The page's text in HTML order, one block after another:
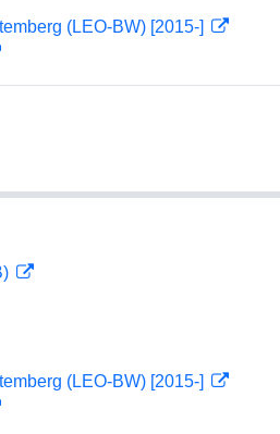
(LEO-BW) [2015-]
(LEO-BW) [2015-]